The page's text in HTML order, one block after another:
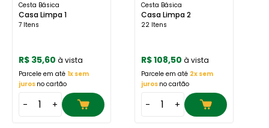
Cesta Básica
Casa Limpa 1
7 Itens
R$ 35,60 à vista
Parcele em até 1x sem
juros no cartão
- +
Cesta Básica
Casa Limpa 2
22 Itens
R$ 108,50 à vista
Parcele em até 2x sem
juros no cartão
- +